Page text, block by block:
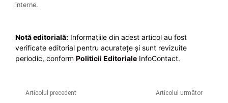
interne.
Notă editorială: Informațiile din acest articol au fost
verificate editorial pentru acuratețe și sunt revizuite
periodic, conform Politicii Editoriale InfoContact.
Articolul precedent
Articolul următor